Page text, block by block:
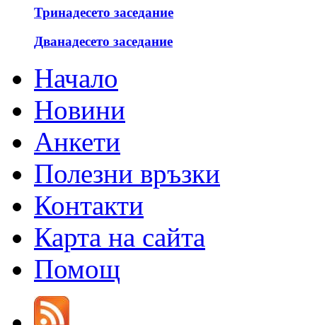
Тринадесето заседание
Дванадесето заседание
Начало
Новини
Анкети
Полезни връзки
Контакти
Карта на сайта
Помощ